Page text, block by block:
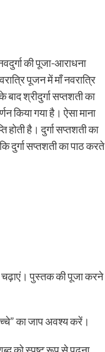
की पूजा-आराधना
पूजन में माँ नवरात्रि
श्रीदुर्गा सप्तशती का
किया गया है। ऐसा माना
है। दुर्गा सप्तशती का
सप्तशती का पाठ करते
पुस्तक की पूजा करने
का जाप अवश्य करें।